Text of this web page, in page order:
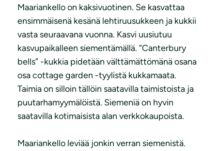
Maariankello on kaksivuotinen. Se kasvattaa
ensimmäisenä kesänä lehtiruusukkeen ja kukkii
vasta seuraavana vuonna. Kasvi uusiutuu
kasvupaikalleen siementämällä. ”Canterbury
bells” -kukkia pidetään välttämättömänä osana
osa cottage garden -tyylistä kukkamaata.
Taimia on silloin tällöin saatavilla taimistoista ja
puutarhamyymälöistä. Siemeniä on hyvin
saatavilla kotimaisista alan verkkokaupoista.
Maariankello leviää jonkin verran siemenistä.